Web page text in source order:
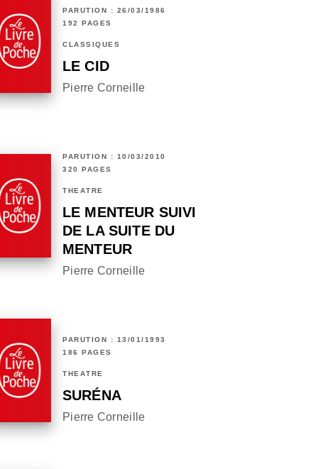
PARUTION : 26/03/1986
192 PAGES
CLASSIQUES
LE CID
Pierre Corneille
PARUTION : 10/03/2010
320 PAGES
THÉÂTRE
LE MENTEUR SUIVI
DE LA SUITE DU
MENTEUR
Pierre Corneille
PARUTION : 13/01/1993
186 PAGES
THÉÂTRE
SURÉNA
Pierre Corneille